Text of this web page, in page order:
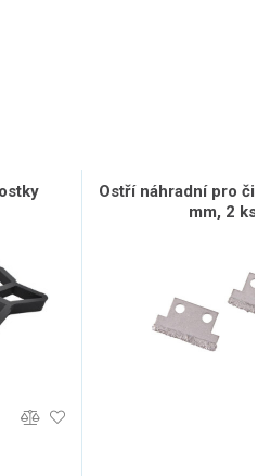
Ostří náhradní pro
mm, 2 ks